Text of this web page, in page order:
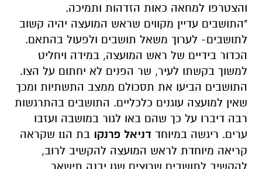
והצטרפו למחאה כאות הזדהות ותמיכה.
"התושבים עדיין מקווים שראש המועצה יהיה קשוב
לתושבים- לערוך משאל תושבים ולפעול בהתאם.
הכדור בידיים של ראש המועצה, במידה ויחליט
למשוך בקשתו לעיר, שר הפנים לא יחתום על הצו.
התושבים הביעו את תסכולם ממצב התשתיות ומכך
שאין למועצה עוגנים כלכליים. התושבים בהתרגשות
רבה דיברו על כך שהם באו לגור במושבה ועזבו
ערים. ריגשה במיוחד דניאל פרנקו
בת ה11 שקראה
קריאה מיוחדת לראש המועצה להקשיב לרוב,